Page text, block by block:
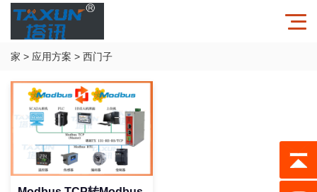
家 > 应用方案 > 西门子